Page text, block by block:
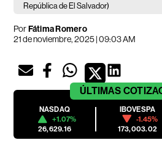
República de El Salvador)
PorFátima Romero
21 de noviembre, 2025 | 09:03 AM
ÚLTIMAS
NASDAQ
+1.07%
26,629.16
IBOVESPA
-1.45%
173,003.02